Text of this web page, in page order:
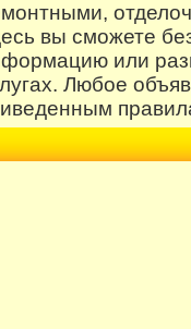
вы сможете
или
Любое